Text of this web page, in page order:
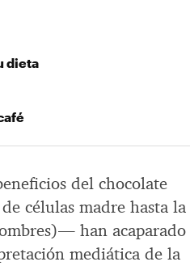
del chocolate
células madre hasta la
han acaparado
mediática de la
dieta